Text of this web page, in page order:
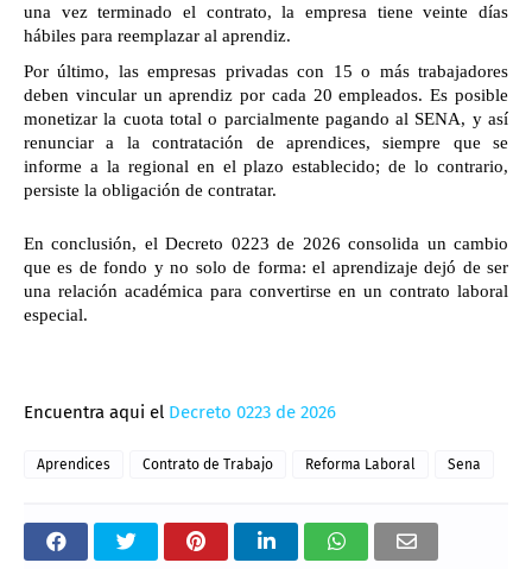
una vez terminado el contrato, la empresa tiene veinte días
hábiles para reemplazar al aprendiz.
Por último, las empresas privadas con 15 o más trabajadores
deben vincular un aprendiz por cada 20 empleados. Es posible
monetizar la cuota total o parcialmente pagando al SENA, y así
renunciar a la contratación de aprendices, siempre que se
informe a la regional en el plazo establecido; de lo contrario,
persiste la obligación de contratar.
En conclusión, el Decreto 0223 de 2026 consolida un cambio
que es de fondo y no solo de forma: el aprendizaje dejó de ser
una relación académica para convertirse en un contrato laboral
especial.
Encuentra aqui el Decreto 0223 de 2026
Aprendices Contrato de Trabajo Reforma Laboral Sena